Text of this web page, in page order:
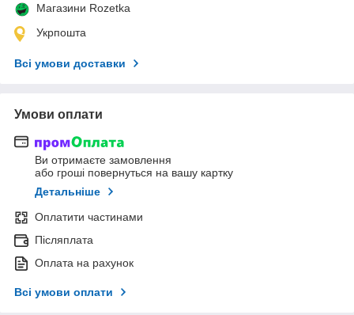
Магазини Rozetka
Укрпошта
Всі умови доставки
Умови оплати
Ви отримаєте замовлення
або гроші повернуться на вашу картку
Детальніше
Оплатити частинами
Післяплата
Оплата на рахунок
Всі умови оплати